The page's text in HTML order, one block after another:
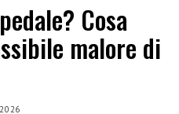
Cosa
malore di